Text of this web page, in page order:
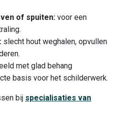
of spuiten: voor een
slecht hout weghalen, opvullen
met glad behang
basis voor het schilderwerk.
bij specialisaties van